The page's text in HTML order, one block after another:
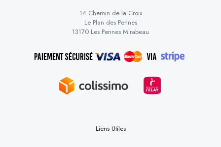
14 Chemin de la Croix
Le Plan des Pennes
13170 Les Pennes Mirabeau
Liens Utiles